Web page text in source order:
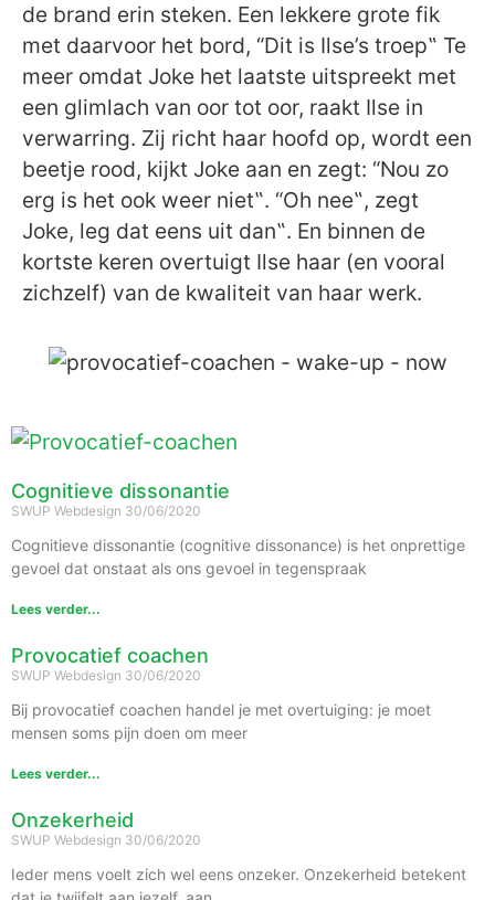
de brand erin steken. Een lekkere grote fik
met daarvoor het bord, “Dit is Ilse’s troep‟ Te
meer omdat Joke het laatste uitspreekt met
een glimlach van oor tot oor, raakt Ilse in
verwarring. Zij richt haar hoofd op, wordt een
beetje rood, kijkt Joke aan en zegt: “Nou zo
erg is het ook weer niet‟. “Oh nee‟, zegt
Joke, leg dat eens uit dan‟. En binnen de
kortste keren overtuigt Ilse haar (en vooral
zichzelf) van de kwaliteit van haar werk.
Cognitieve dissonantie
SWUP Webdesign 30/06/2020
Cognitieve dissonantie (cognitive dissonance) is het onprettige
gevoel dat onstaat als ons gevoel in tegenspraak
Lees verder...
Provocatief coachen
SWUP Webdesign 30/06/2020
Bij provocatief coachen handel je met overtuiging: je moet
mensen soms pijn doen om meer
Lees verder...
Onzekerheid
SWUP Webdesign 30/06/2020
Ieder mens voelt zich wel eens onzeker. Onzekerheid betekent